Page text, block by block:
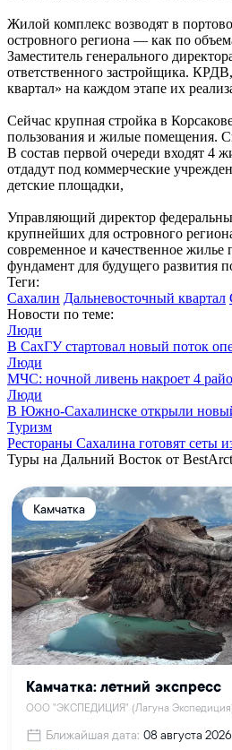
Жилой комплекс возводят в
островного региона — как по
Заместитель генерального
ответственного застройщика.
квартал» на каждом этапе их
Сейчас крупная стройка в
пользования и жилые помещения.
В состав первой очереди входят
отдадут под коммерческие
детские площадки,
Управляющий директор
крупнейших для островного
современное и качественное
фундамент для будущего развития
Теги:
Сахалин Дальневосточный квартал
Новости по теме:
Люди
В СахГУ стартовал новый поток
Люди
МЧС: ночной ливень накроет 4
Люди
В Южно-Сахалинске открыли
Туризм
Рестораны Сахалина готовят сеты
Туры на Дальний Восток от